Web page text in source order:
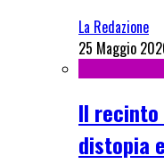
La Redazione
25 Maggio
Il
distopia